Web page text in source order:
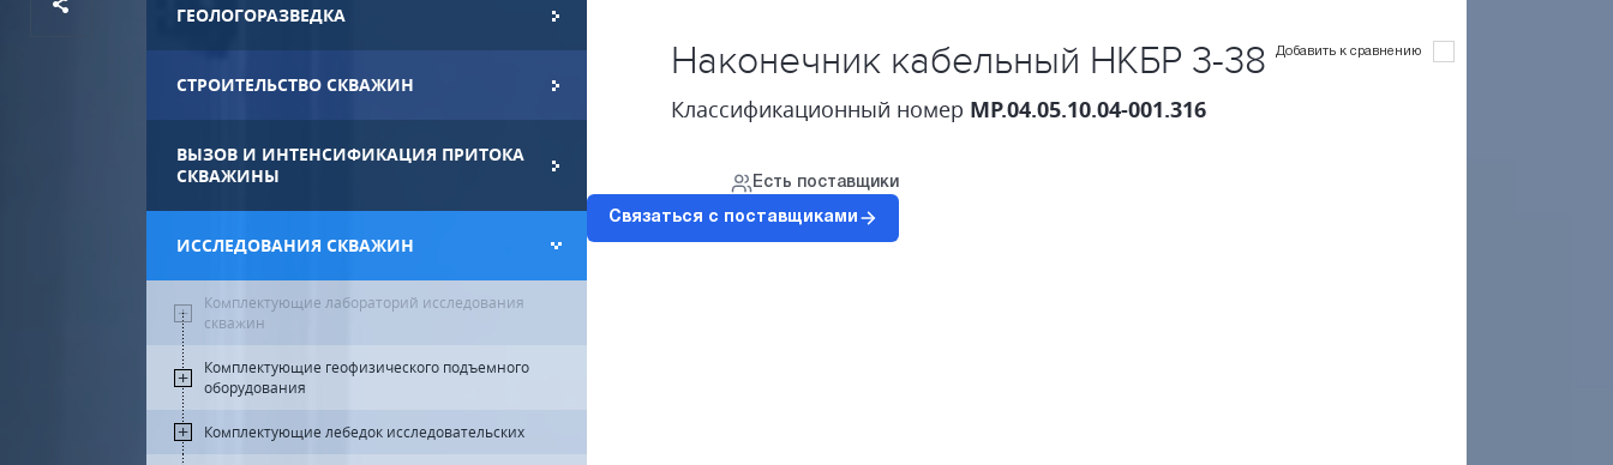
ГЕОЛОГОРАЗВЕДКА
СТРОИТЕЛЬСТВО СКВАЖИН
ВЫЗОВ И ИНТЕНСИФИКАЦИЯ ПРИТОКА
СКВАЖИНЫ
ИССЛЕДОВАНИЯ СКВАЖИН
Комплектующие лабораторий исследования
скважин
Комплектующие геофизического подъемного
оборудования
Комплектующие лебедок исследовательских
Добавить к сравнению
Наконечник кабельный НКБР 3-38
Классификационный номер MP.04.05.10.04-001.316
Есть поставщики
Связаться с поставщиками